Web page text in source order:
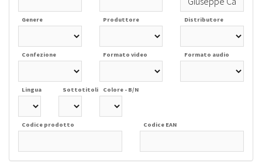
Genere Produttore Distributore
Confezione Formato video Formato audio
Lingua Sottotitoli Colore - B/N
Codice prodotto Codice EAN